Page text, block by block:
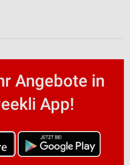
Angebote in
App!